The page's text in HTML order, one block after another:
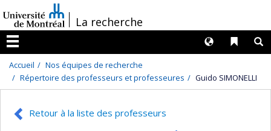
au
contenu
/La recherche
Menu
Liens
Langues
Accueil
Nos équipes de recherche
Répertoire des professeurs et professeures
Guido SIMONELLI
Retour à la liste des professeurs